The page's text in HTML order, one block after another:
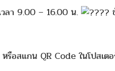
วลา 9.00 – 16.00 น.
รือสแกน QR Code ในโปสเต